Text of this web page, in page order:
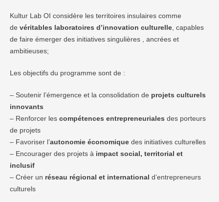
Kultur Lab OI considère les territoires insulaires comme
de véritables laboratoires d’innovation culturelle , capables
de faire émerger des initiatives singulières , ancrées et
ambitieuses;
Les objectifs du programme sont de :
– Soutenir l’émergence et la consolidation de projets culturels
innovants
– Renforcer les compétences entrepreneuriales des porteurs
de projets
– Favoriser l’autonomie économique des initiatives culturelles
– Encourager des projets à impact social, territorial et
inclusif
– Créer un réseau régional et international d’entrepreneurs
culturels